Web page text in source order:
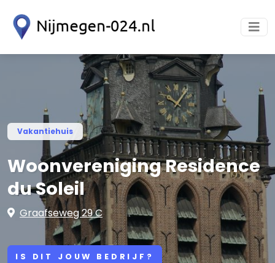
Vakantiehuis
Woonvereniging Residence
du Soleil
Graafseweg 29 C
IS DIT JOUW BEDRIJF?